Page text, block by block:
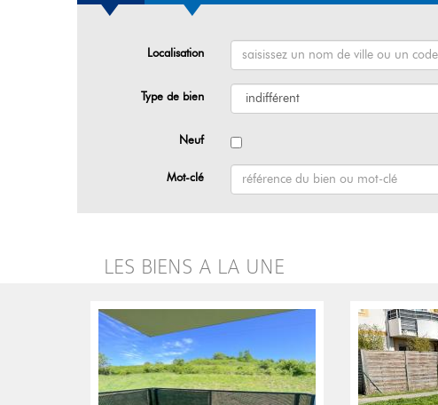
Localisation
Type de bien
Neuf
Mot-clé
LES BIENS A LA UNE